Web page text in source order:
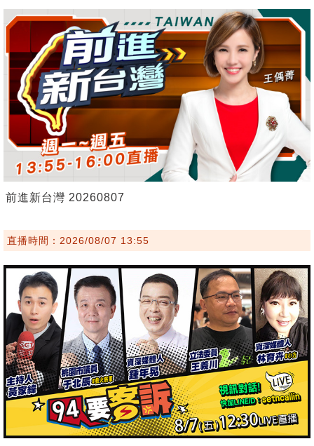
前進新台灣 20260807
直播時間：2026/08/07 13:55